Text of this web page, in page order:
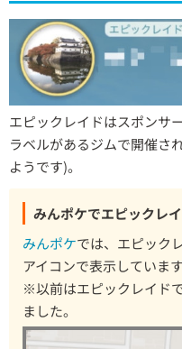
エピックレイドはスポンサ
ラベルがあるジムで開催さ
ようです)。
みんポケでエピックレ
みんポケでは、エピック
アイコンで表示しています
※以前はエピックレイド
ました。